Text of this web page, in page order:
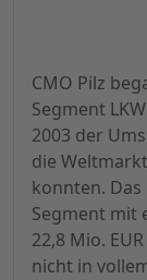
CMO Pilz
Segment
2003 der
die
konnten.
Segment mit
22,8 Mio.
nicht in